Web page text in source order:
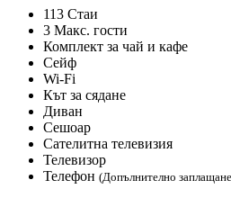
113 Стаи
3 Макс. гости
Комплект за чай и кафе
Сейф
Wi-Fi
Кът за сядане
Диван
Сешоар
Сателитна телевизия
Телевизор
Телефон (Допълнително